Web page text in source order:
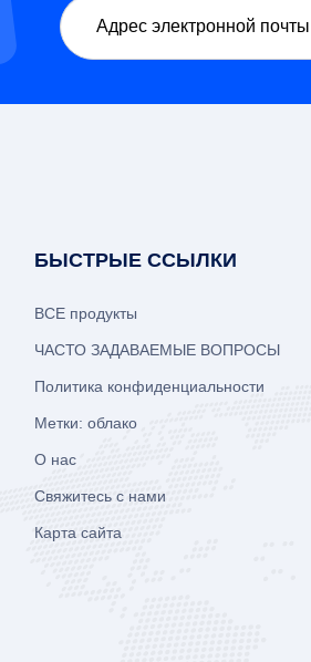
БЫСТРЫЕ ССЫЛКИ
ВСЕ продукты
ЧАСТО ЗАДАВАЕМЫЕ ВОПРОСЫ
Политика конфиденциальности
Метки: облако
О нас
Свяжитесь с нами
Карта сайта